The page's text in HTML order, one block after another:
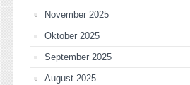
November 2025
Oktober 2025
September 2025
August 2025